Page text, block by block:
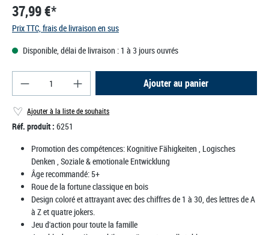
37,99 €*
Prix TTC, frais de livraison en sus
Disponible, délai de livraison : 1 à 3 jours ouvrés
Quantité de produit : Entrez la quantité
Ajouter au panier
Ajouter à la liste de souhaits
Réf. produit : 6251
Promotion des compétences: Kognitive Fähigkeiten , Logisches
Denken , Soziale & emotionale Entwicklung
Âge recommandé: 5+
Roue de la fortune classique en bois
Design coloré et attrayant avec des chiffres de 1 à 30, des lettres de A
à Z et quatre jokers.
Jeu d'action pour toute la famille